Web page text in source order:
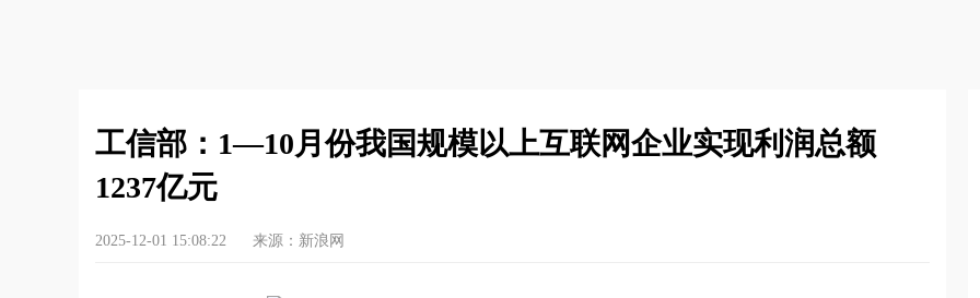
工信部：1—10月份我国规模以上互联网企业实现利润总额
1237亿元
2025-12-01 15:08:22 来源：新浪网